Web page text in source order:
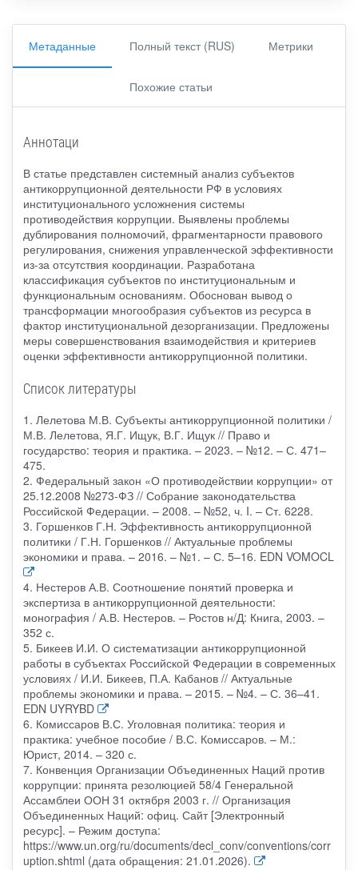
Метаданные Полный текст (RUS) Метрики
Похожие статьи
Аннотаци
В статье представлен системный анализ субъектов
антикоррупционной деятельности РФ в условиях
институционального усложнения системы
противодействия коррупции. Выявлены проблемы
дублирования полномочий, фрагментарности правового
регулирования, снижения управленческой эффективности
из-за отсутствия координации. Разработана
классификация субъектов по институциональным и
функциональным основаниям. Обоснован вывод о
трансформации многообразия субъектов из ресурса в
фактор институциональной дезорганизации. Предложены
меры совершенствования взаимодействия и критериев
оценки эффективности антикоррупционной политики.
Список литературы
1. Лелетова М.В. Субъекты антикоррупционной политики /
М.В. Лелетова, Я.Г. Ищук, В.Г. Ищук // Право и
государство: теория и практика. – 2023. – №12. – С. 471–
475.
2. Федеральный закон «О противодействии коррупции» от
25.12.2008 №273-ФЗ // Собрание законодательства
Российской Федерации. – 2008. – №52, ч. I. – Ст. 6228.
3. Горшенков Г.Н. Эффективность антикоррупционной
политики / Г.Н. Горшенков // Актуальные проблемы
экономики и права. – 2016. – №1. – С. 5–16. EDN VOMOCL
4. Нестеров А.В. Соотношение понятий проверка и
экспертиза в антикоррупционной деятельности:
монография / А.В. Нестеров. – Ростов н/Д: Книга, 2003. –
352 с.
5. Бикеев И.И. О систематизации антикоррупционной
работы в субъектах Российской Федерации в современных
условиях / И.И. Бикеев, П.А. Кабанов // Актуальные
проблемы экономики и права. – 2015. – №4. – С. 36–41.
EDN UYRYBD
6. Комиссаров В.С. Уголовная политика: теория и
практика: учебное пособие / В.С. Комиссаров. – М.:
Юрист, 2014. – 320 с.
7. Конвенция Организации Объединенных Наций против
коррупции: принята резолюцией 58/4 Генеральной
Ассамблеи ООН 31 октября 2003 г. // Организация
Объединенных Наций: офиц. Сайт [Электронный
ресурс]. – Режим доступа:
https://www.un.org/ru/documents/decl_conv/conventions/corr
uption.shtml (дата обращения: 21.01.2026).